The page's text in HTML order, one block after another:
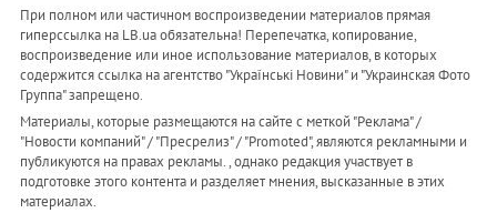
При полном или частичном воспроизведении материалов прямая
гиперссылка на LB.ua обязательна! Перепечатка, копирование,
воспроизведение или иное использование материалов, в которых
содержится ссылка на агентство "Українськi Новини" и "Украинская Фото
Группа" запрещено.
Материалы, которые размещаются на сайте с меткой "Реклама" /
"Новости компаний" / "Пресрелиз" / "Promoted", являются рекламными и
публикуются на правах рекламы. , однако редакция участвует в
подготовке этого контента и разделяет мнения, высказанные в этих
материалах.